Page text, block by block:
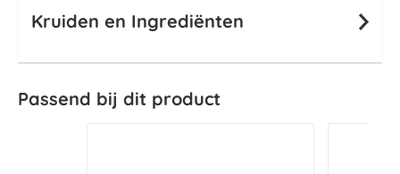
Kruiden en Ingrediënten
Passend bij dit product